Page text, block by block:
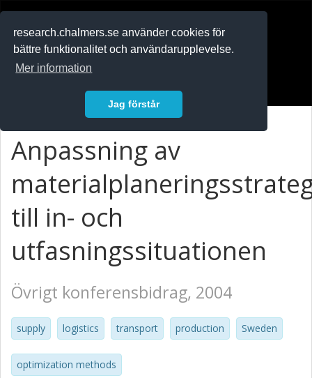
research.chalmers.se använder cookies för
bättre funktionalitet och användarupplevelse.
Mer information
Jag förstår
Anpassning av
till in- och
utfasningssituationen
Övrigt konferensbidrag, 2004
supply logistics transport production Sweden
optimization methods